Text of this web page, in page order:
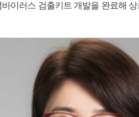
이러스 검출키트 개발을 완료해